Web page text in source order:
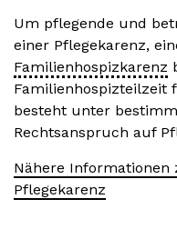
Um pflegende und
einer Pflegekarenz,
Familienhospizkarenz
Familienhospizteilzeit
besteht unter
Rechtsanspruch auf
Nähere
Pflegekarenz